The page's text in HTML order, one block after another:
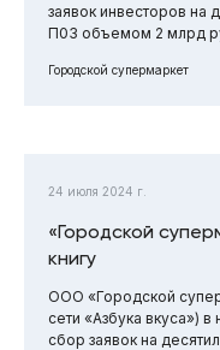
заявок инвесторов на
П03 объемом 2 млрд
Городской супермаркет
24 июля 2024 г.
«Городской
книгу
ООО «Городской
сети «Азбука вкуса») в
сбор заявок на